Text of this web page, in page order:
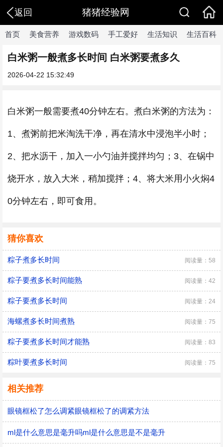
返回 猪猪经验网
首页 美食营养 游戏数码 手工爱好 生活知识 生活百科
白米粥一般煮多长时间 白米粥要煮多久
2026-04-22 15:32:49
白米粥一般需要煮40分钟左右。煮白米粥的方法为：
1、煮粥前把米淘洗干净，再在清水中浸泡半小时；
2、把水沥干，加入一小勺油并搅拌均匀；3、在锅中
烧开水，放入大米，稍加搅拌；4、将大米用小火焖4
0分钟左右，即可食用。
猜你喜欢
粽子煮多长时间 阅读量：58
粽子要煮多长时间能熟 阅读量：42
粽子要煮多长时间 阅读量：24
海螺煮多长时间煮熟 阅读量：75
粽子要煮多长时间才能熟 阅读量：83
粽叶要煮多长时间 阅读量：75
相关推荐
眼镜框松了怎么调紧眼镜框松了的调紧方法
ml是什么意思是毫升吗ml是什么意思是不是毫升